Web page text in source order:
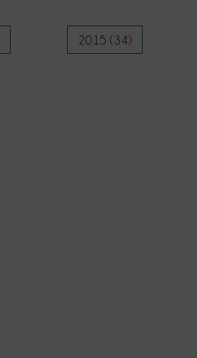
2015 (34)